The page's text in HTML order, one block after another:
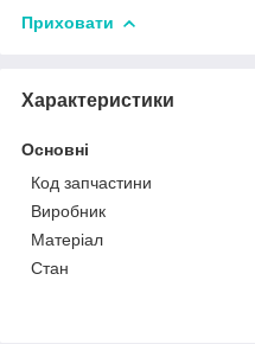
Приховати
Характеристики
Основні
Код запчастини
Виробник
Матеріал
Стан